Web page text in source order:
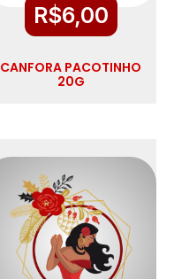
R$6,00
CANFORA PACOTINHO
20G